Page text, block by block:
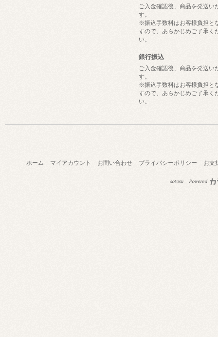
ご入金確認後、商品を発送い
す。
※振込手数料はお客様負担と
すので、あらかじめご了承く
い。
銀行振込
ご入金確認後、商品を発送い
す。
※振込手数料はお客様負担と
すので、あらかじめご了承く
い。
ホーム マイアカウント お問い合わせ プライバシーポリシー お支
sotosu Powered